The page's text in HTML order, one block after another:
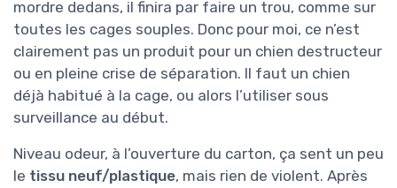
mordre dedans, il finira par faire un trou, comme sur
toutes les cages souples. Donc pour moi, ce n’est
clairement pas un produit pour un chien destructeur
ou en pleine crise de séparation. Il faut un chien
déjà habitué à la cage, ou alors l’utiliser sous
surveillance au début.
Niveau odeur, à l’ouverture du carton, ça sent un peu
le tissu neuf/plastique, mais rien de violent. Après